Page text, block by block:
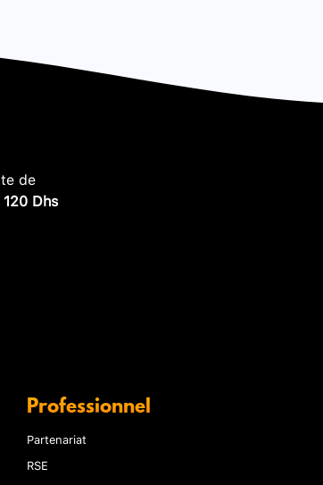
de
120 Dhs
Professionnel
Partenariat
RSE